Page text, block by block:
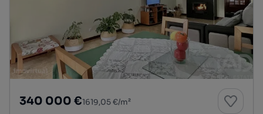
340 000 €1619,05 €/m²